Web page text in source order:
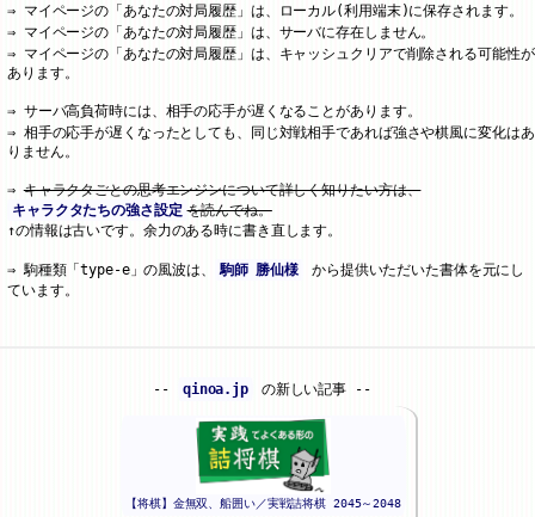
マイページの「あなたの対局履歴」は、ローカル(利用端末)に保存されます。
マイページの「あなたの対局履歴」は、サーバに存在しません。
マイページの「あなたの対局履歴」は、キャッシュクリアで削除される可能性が
あります。
サーバ高負荷時には、相手の応手が遅くなることがあります。
相手の応手が遅くなったとしても、同じ対戦相手であれば強さや棋風に変化はあ
りません。
キャラクタごとの思考エンジンについて詳しく知りたい方は、
キャラクタたちの強さ設定 を読んでね。
↑の情報は古いです。余力のある時に書き直します。
駒種類「type-e」の風波は、 駒師 勝仙様
から提供いただいた書体を元にし
ています。